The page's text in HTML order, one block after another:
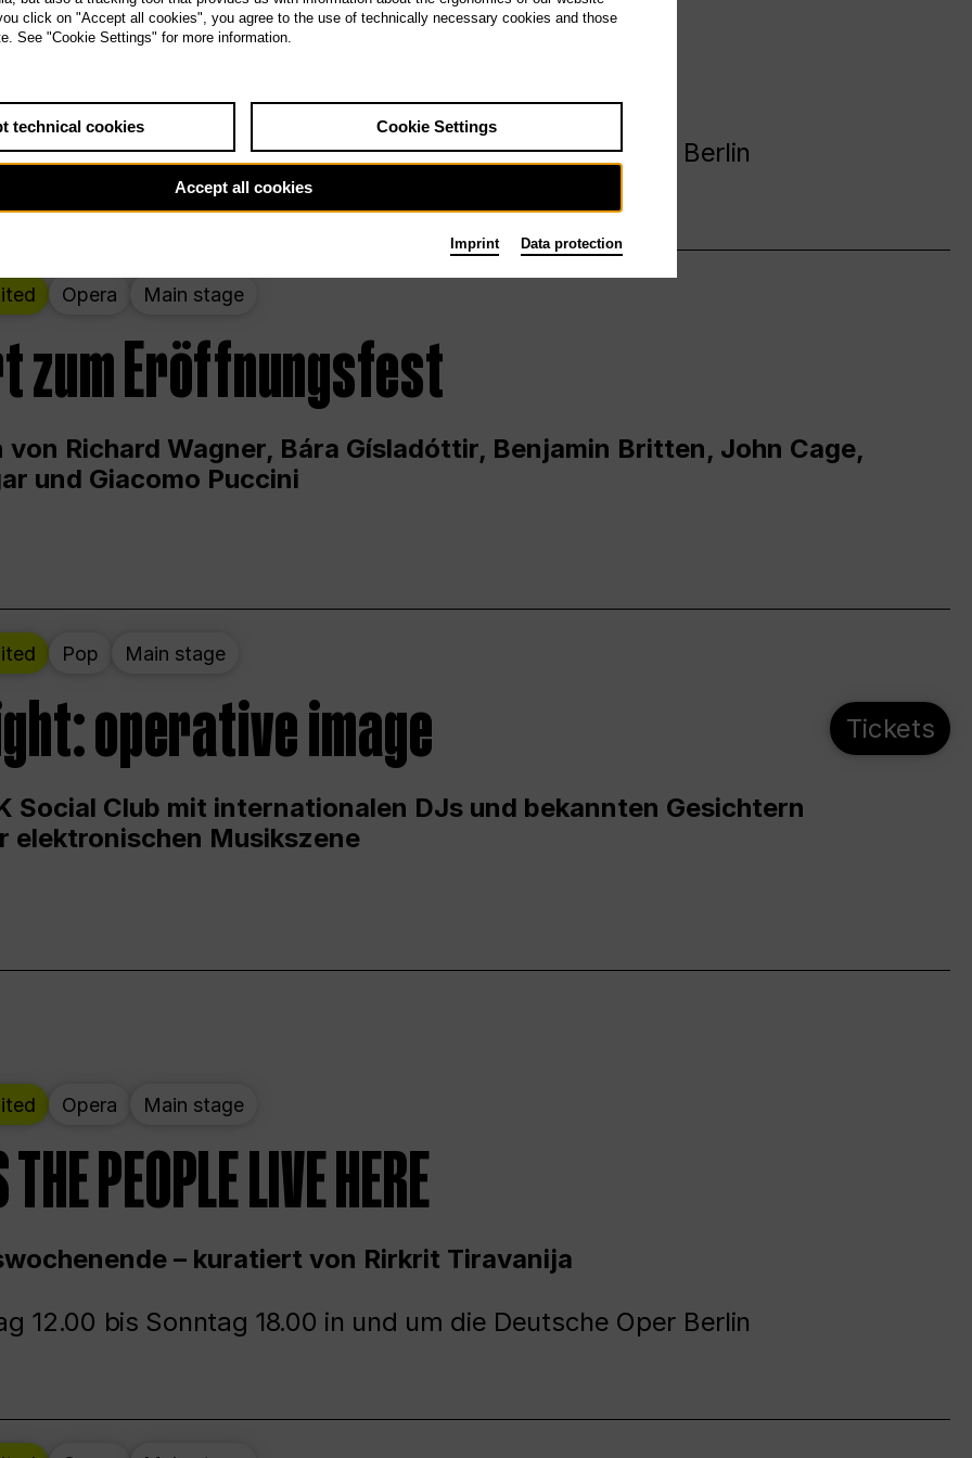
12.00 bis Sonntag 18.00 in und um die Deutsche Oper Berlin
Opera Main stage
zum Eröffnungsfest
von Richard Wagner, Bára Gísladóttir, Benjamin Britten, John Cage,
und Giacomo Puccini
Pop Main stage
operative image
Social Club mit internationalen DJs und bekannten Gesichtern
elektronischen Musikszene
Tickets
Opera Main stage
PEOPLE LIVE HERE
– kuratiert von Rirkrit Tiravanija
12.00 bis Sonntag 18.00 in und um die Deutsche Oper Berlin
click on "Accept all cookies", you agree to the use of technically necessary cookies and those
See "Cookie Settings" for more information.
technical cookies Cookie Settings
Accept all cookies
Imprint Data protection